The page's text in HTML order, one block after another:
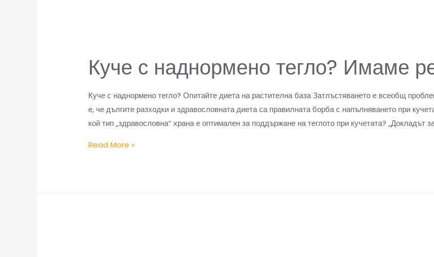
Куче с наднормено тегло? Имаме
Куче с наднормено тегло? Опитайте диета на растителна база Затлъстяването е всеобщ
е, че дългите разходки и здравословната диета са правилната борба с напълняването при
кой тип „здравословна“ храна е оптимален за поддържане на теглото при кучетата? „Докладът
Read More »